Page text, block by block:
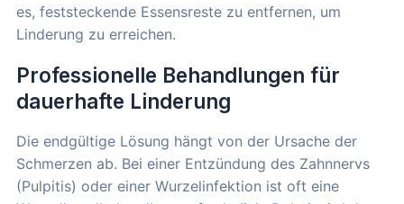
es, feststeckende Essensreste zu entfernen, um
Linderung zu erreichen.
Professionelle Behandlungen für
dauerhafte Linderung
Die endgültige Lösung hängt von der Ursache der
Schmerzen ab. Bei einer Entzündung des Zahnnervs
(Pulpitis) oder einer Wurzelinfektion ist oft eine